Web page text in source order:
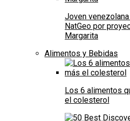
Joven
NatGeo por
Margarita
Alimentos y Bebidas
Los 6 alimentos
el colesterol